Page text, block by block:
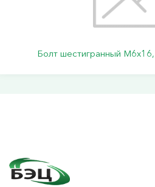
Болт шестигранный